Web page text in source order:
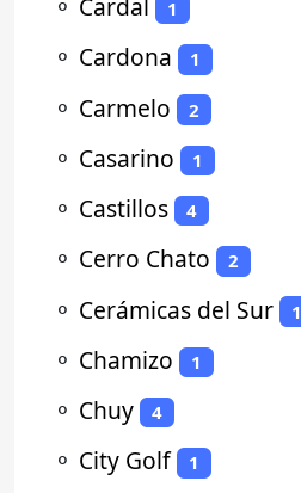
⚬ Cardal 1
⚬ Cardona 1
⚬ Carmelo 2
⚬ Casarino 1
⚬ Castillos 4
⚬ Cerro Chato 2
⚬ Cerámicas del Sur 1
⚬ Chamizo 1
⚬ Chuy 4
⚬ City Golf 1